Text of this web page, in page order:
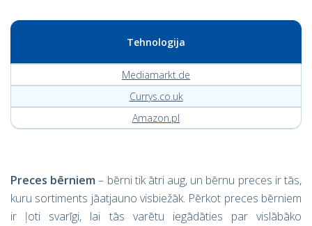
Tehnologija
Mediamarkt.de
Currys.co.uk
Amazon.pl
Preces bērniem – bērni tik ātri aug, un bērnu preces ir tās,
kuru sortiments jāatjauno visbiežāk. Pērkot preces bērniem
ir ļoti svarīgi, lai tās varētu iegādāties par vislābāko